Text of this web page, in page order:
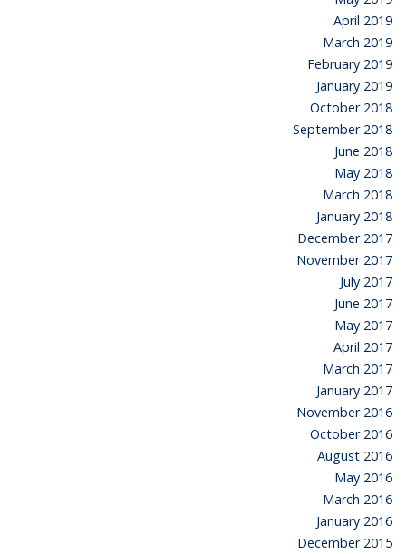
April 2019
March 2019
February 2019
January 2019
October 2018
September 2018
June 2018
May 2018
March 2018
January 2018
December 2017
November 2017
July 2017
June 2017
May 2017
April 2017
March 2017
January 2017
November 2016
October 2016
August 2016
May 2016
March 2016
January 2016
December 2015